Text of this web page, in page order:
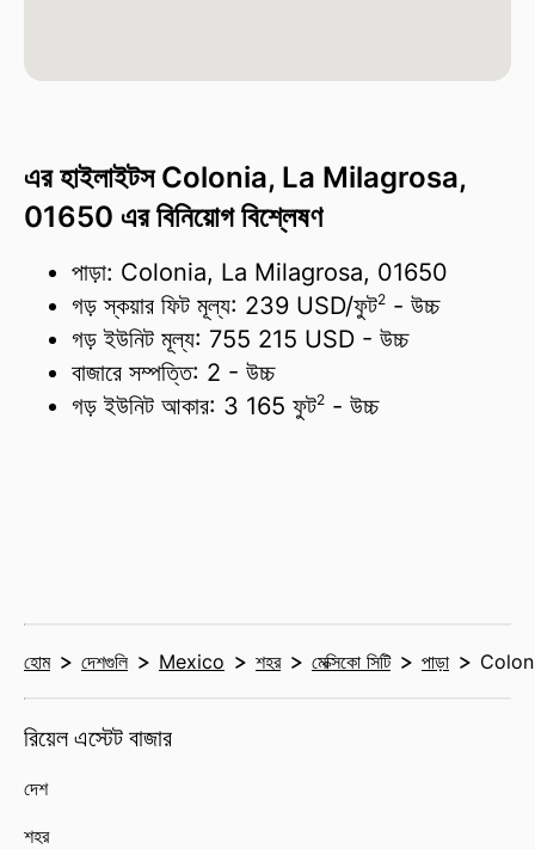
এর হাইলাইটস Colonia, La Milagrosa,
01650 এর বিনিয়োগ বিশ্লেষণ
পাড়া: Colonia, La Milagrosa, 01650
গড় স্কয়ার ফিট মূল্য: 239 USD/ফুট2 - উচ্চ
গড় ইউনিট মূল্য: 755 215 USD - উচ্চ
বাজারে সম্পত্তি: 2 - উচ্চ
গড় ইউনিট আকার: 3 165 ফুট2 - উচ্চ
হোম দেশগুলি Mexico শহর মেক্সিকো সিটি পাড়া
রিয়েল এস্টেট বাজার
দেশ
শহর